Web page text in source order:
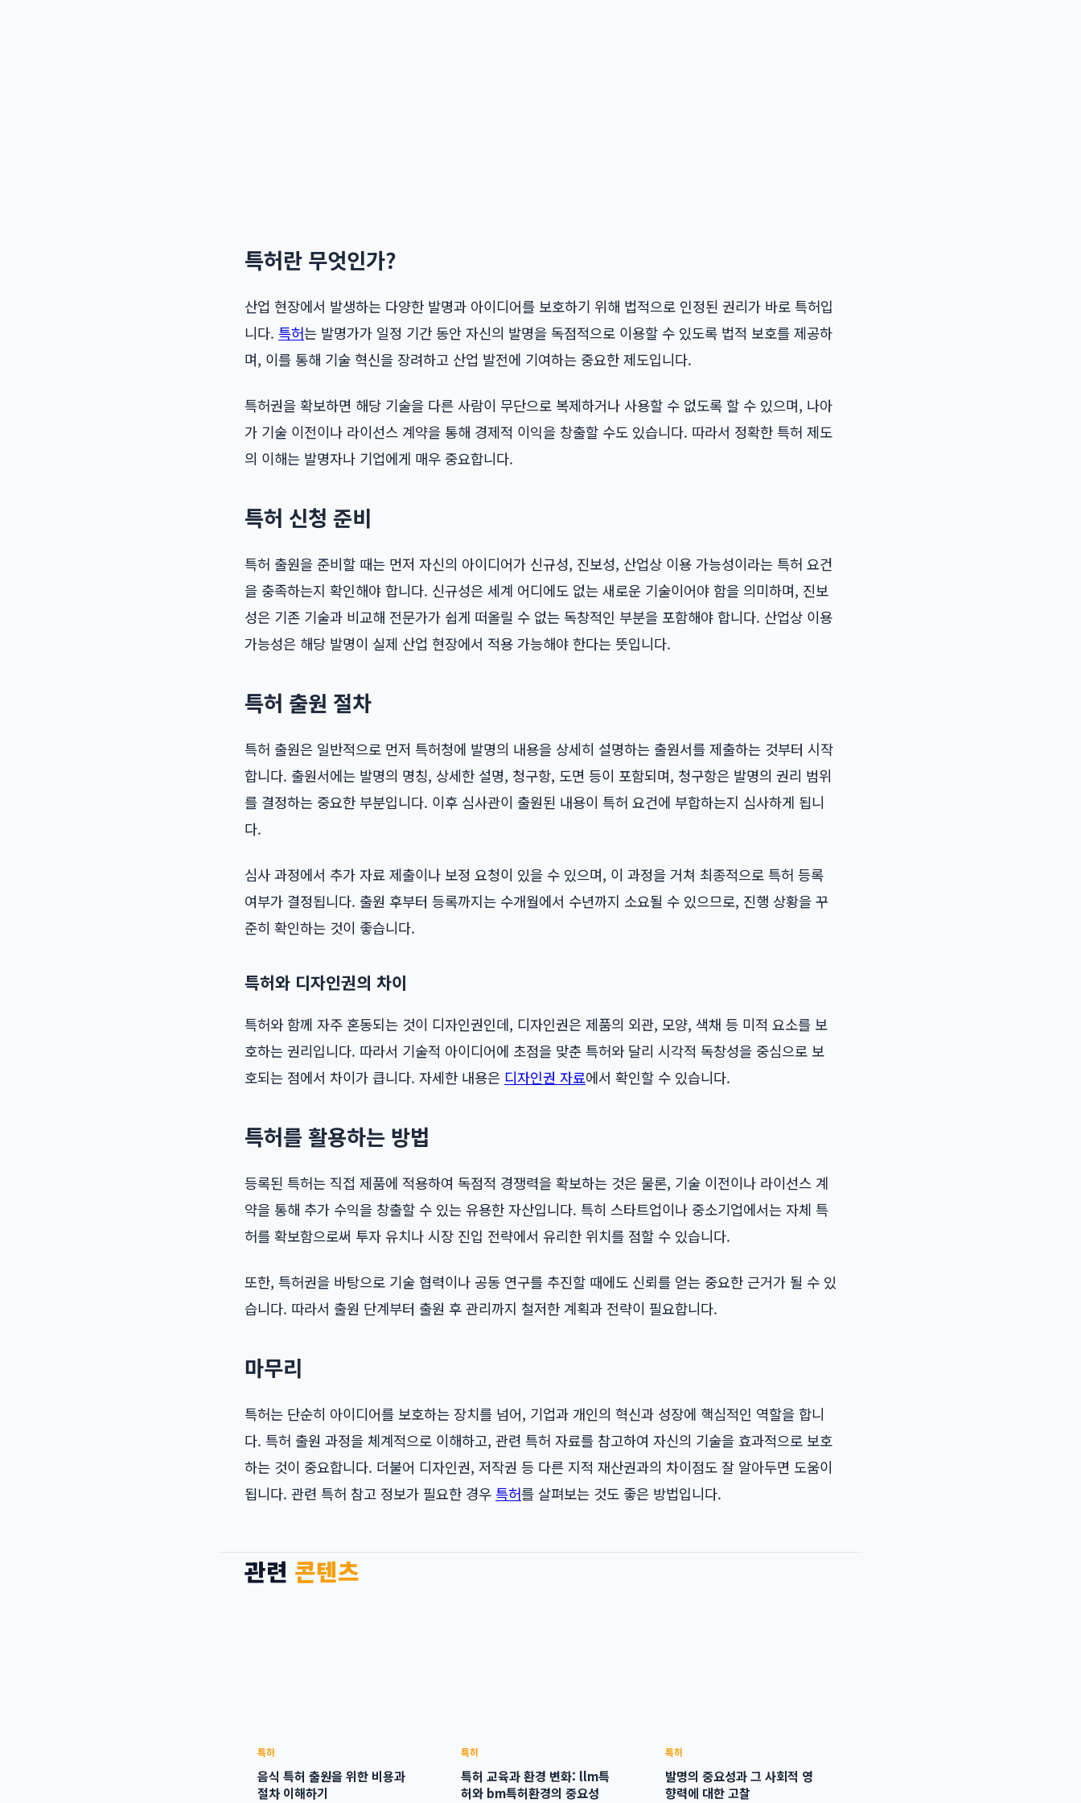
특허란 무엇인가?
산업 현장에서 발생하는 다양한 발명과 아이디어를 보호하기 위해 법적으로 인정된 권리가 바로 특허입
니다. 특허는 발명가가 일정 기간 동안 자신의 발명을 독점적으로 이용할 수 있도록 법적 보호를 제공하
며, 이를 통해 기술 혁신을 장려하고 산업 발전에 기여하는 중요한 제도입니다.
특허권을 확보하면 해당 기술을 다른 사람이 무단으로 복제하거나 사용할 수 없도록 할 수 있으며, 나아
가 기술 이전이나 라이선스 계약을 통해 경제적 이익을 창출할 수도 있습니다. 따라서 정확한 특허 제도
의 이해는 발명자나 기업에게 매우 중요합니다.
특허 신청 준비
특허 출원을 준비할 때는 먼저 자신의 아이디어가 신규성, 진보성, 산업상 이용 가능성이라는 특허 요건
을 충족하는지 확인해야 합니다. 신규성은 세계 어디에도 없는 새로운 기술이어야 함을 의미하며, 진보
성은 기존 기술과 비교해 전문가가 쉽게 떠올릴 수 없는 독창적인 부분을 포함해야 합니다. 산업상 이용
가능성은 해당 발명이 실제 산업 현장에서 적용 가능해야 한다는 뜻입니다.
특허 출원 절차
특허 출원은 일반적으로 먼저 특허청에 발명의 내용을 상세히 설명하는 출원서를 제출하는 것부터 시작
합니다. 출원서에는 발명의 명칭, 상세한 설명, 청구항, 도면 등이 포함되며, 청구항은 발명의 권리 범위
를 결정하는 중요한 부분입니다. 이후 심사관이 출원된 내용이 특허 요건에 부합하는지 심사하게 됩니
다.
심사 과정에서 추가 자료 제출이나 보정 요청이 있을 수 있으며, 이 과정을 거쳐 최종적으로 특허 등록
여부가 결정됩니다. 출원 후부터 등록까지는 수개월에서 수년까지 소요될 수 있으므로, 진행 상황을 꾸
준히 확인하는 것이 좋습니다.
특허와 디자인권의 차이
특허와 함께 자주 혼동되는 것이 디자인권인데, 디자인권은 제품의 외관, 모양, 색채 등 미적 요소를 보
호하는 권리입니다. 따라서 기술적 아이디어에 초점을 맞춘 특허와 달리 시각적 독창성을 중심으로 보
호되는 점에서 차이가 큽니다. 자세한 내용은 디자인권 자료에서 확인할 수 있습니다.
특허를 활용하는 방법
등록된 특허는 직접 제품에 적용하여 독점적 경쟁력을 확보하는 것은 물론, 기술 이전이나 라이선스 계
약을 통해 추가 수익을 창출할 수 있는 유용한 자산입니다. 특히 스타트업이나 중소기업에서는 자체 특
허를 확보함으로써 투자 유치나 시장 진입 전략에서 유리한 위치를 점할 수 있습니다.
또한, 특허권을 바탕으로 기술 협력이나 공동 연구를 추진할 때에도 신뢰를 얻는 중요한 근거가 될 수 있
습니다. 따라서 출원 단계부터 출원 후 관리까지 철저한 계획과 전략이 필요합니다.
마무리
특허는 단순히 아이디어를 보호하는 장치를 넘어, 기업과 개인의 혁신과 성장에 핵심적인 역할을 합니
다. 특허 출원 과정을 체계적으로 이해하고, 관련 특허 자료를 참고하여 자신의 기술을 효과적으로 보호
하는 것이 중요합니다. 더불어 디자인권, 저작권 등 다른 지적 재산권과의 차이점도 잘 알아두면 도움이
됩니다. 관련 특허 참고 정보가 필요한 경우 특허를 살펴보는 것도 좋은 방법입니다.
관련 콘텐츠
특허
음식 특허 출원을 위한 비용과
절차 이해하기
특허
특허 교육과 환경 변화: llm특
허와 bm특허환경의 중요성
특허
발명의 중요성과 그 사회적 영
향력에 대한 고찰